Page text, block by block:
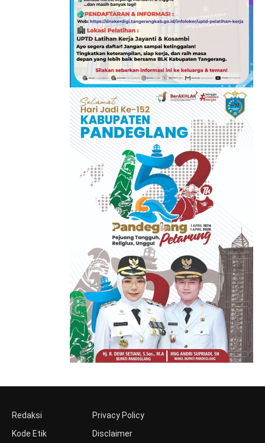
Redaksi
Kode Etik
Privacy Policy
Disclaimer